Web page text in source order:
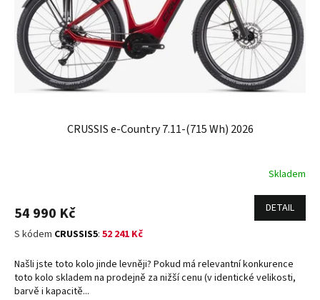
CRUSSIS e-Country 7.11-(715 Wh) 2026
Skladem
54 990 Kč
DETAIL
S kódem CRUSSIS5: 52 241 Kč
Našli jste toto kolo jinde levněji? Pokud má relevantní konkurence
toto kolo skladem na prodejně za nižší cenu (v identické velikosti,
barvě i kapacitě...